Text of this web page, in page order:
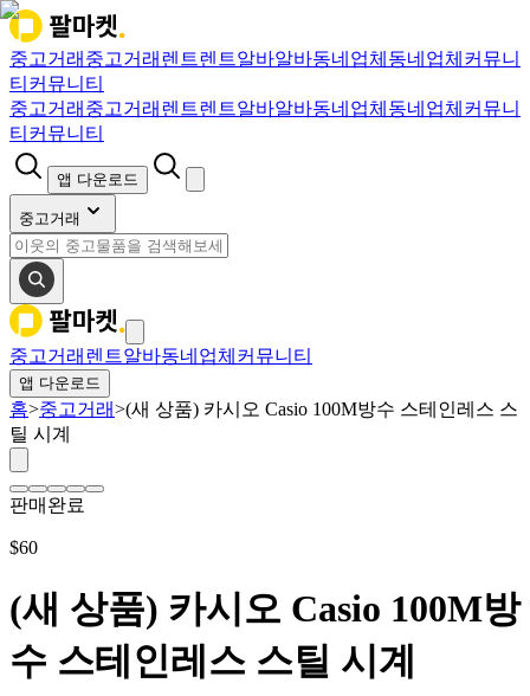
중고거래 중고거래 렌트렌트알바알바동네업체 동네업체 커뮤니
티 커뮤니티
중고거래 중고거래 렌트렌트알바알바동네업체 동네업체 커뮤니
티 커뮤니티
앱 다운로드
중고거래
중고거래 렌트알바동네업체 커뮤니티
앱 다운로드
홈>중고거래>(새 상품) 카시오 Casio 100M방수 스테인레스 스
틸 시계
판매완료
$60
(새 상품) 카시오 Casio 100M방
수 스테인레스 스틸 시계